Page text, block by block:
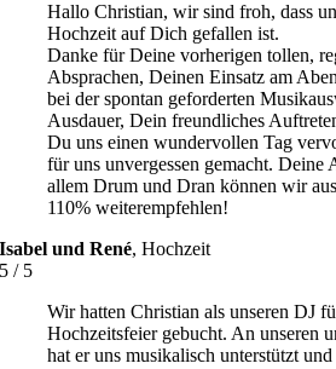
Hallo Christian, wir sind froh, dass
Hochzeit auf Dich gefallen ist.
Danke für Deine vorherigen tollen,
Absprachen, Deinen Einsatz am
bei der spontan geforderten
Ausdauer, Dein freundliches
Du uns einen wundervollen Tag
für uns unvergessen gemacht. Deine
allem Drum und Dran können wir
110% weiterempfehlen!
Isabel und René,Hochzeit
5 / 5
Wir hatten Christian als unseren DJ
Hochzeitsfeier gebucht. An unseren
hat er uns musikalisch unterstützt